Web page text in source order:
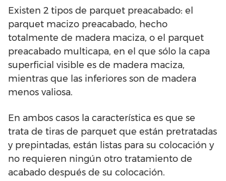
Existen 2 tipos de parquet preacabado: el
parquet macizo preacabado, hecho
totalmente de madera maciza, o el parquet
preacabado multicapa, en el que sólo la capa
superficial visible es de madera maciza,
mientras que las inferiores son de madera
menos valiosa.
En ambos casos la característica es que se
trata de tiras de parquet que están pretratadas
y prepintadas, están listas para su colocación y
no requieren ningún otro tratamiento de
acabado después de su colocación.